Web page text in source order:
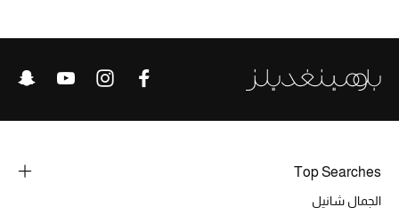
Top Searches
الجمال شانيل